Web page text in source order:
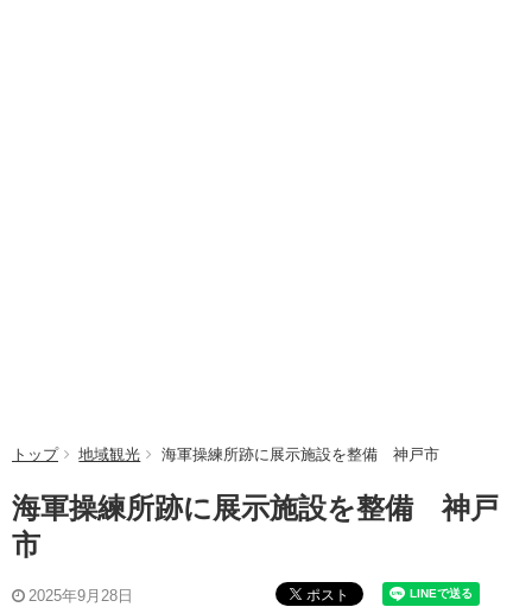
トップ 地域観光 海軍操練所跡に展示施設を整備 神戸市
海軍操練所跡に展示施設を整備 神戸
市
2025年9月28日 ポスト